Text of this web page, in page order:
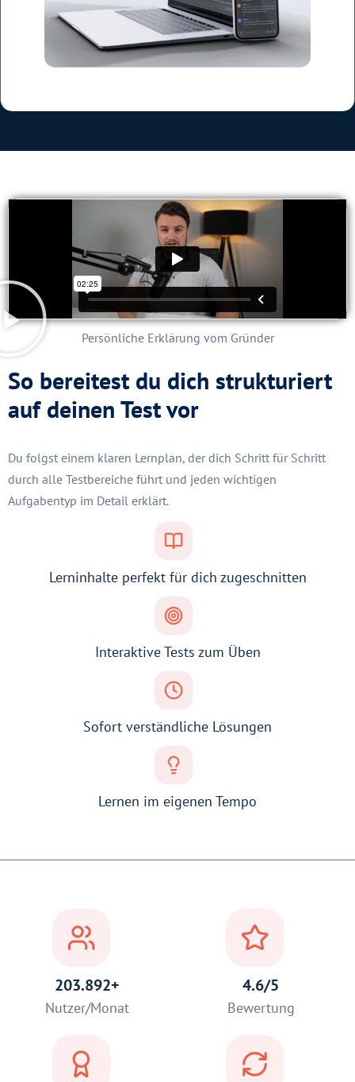
Persönliche Erklärung vom Gründer
So bereitest du dich strukturiert
auf deinen Test vor
Du folgst einem klaren Lernplan, der dich Schritt für Schritt
durch alle Testbereiche führt und jeden wichtigen
Aufgabentyp im Detail erklärt.
Lerninhalte perfekt für dich zugeschnitten
Interaktive Tests zum Üben
Sofort verständliche Lösungen
Lernen im eigenen Tempo
203.892+
Nutzer/Monat
4.6/5
Bewertung